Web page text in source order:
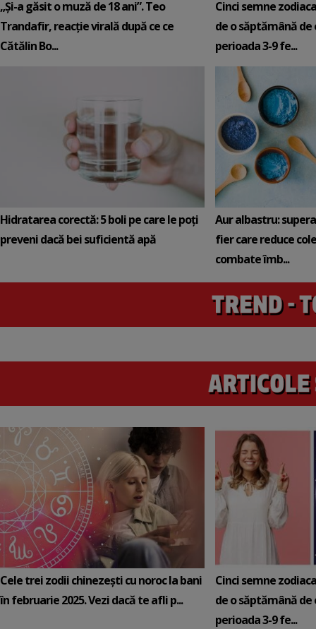
„Și-a găsit o muză de 18 ani”. Teo
Trandafir, reacție virală după ce ce
Cătălin Bo...
Cinci semne
de o săptămână de
perioada 3-9 fe...
Hidratarea corectă: 5 boli pe care le poți
preveni dacă bei suficientă apă
Aur albastru:
fier care reduce
combate îmb...
Cele trei zodii chinezești cu noroc la bani
în februarie 2025. Vezi dacă te afli p...
Cinci semne
de o săptămână de
perioada 3-9 fe...